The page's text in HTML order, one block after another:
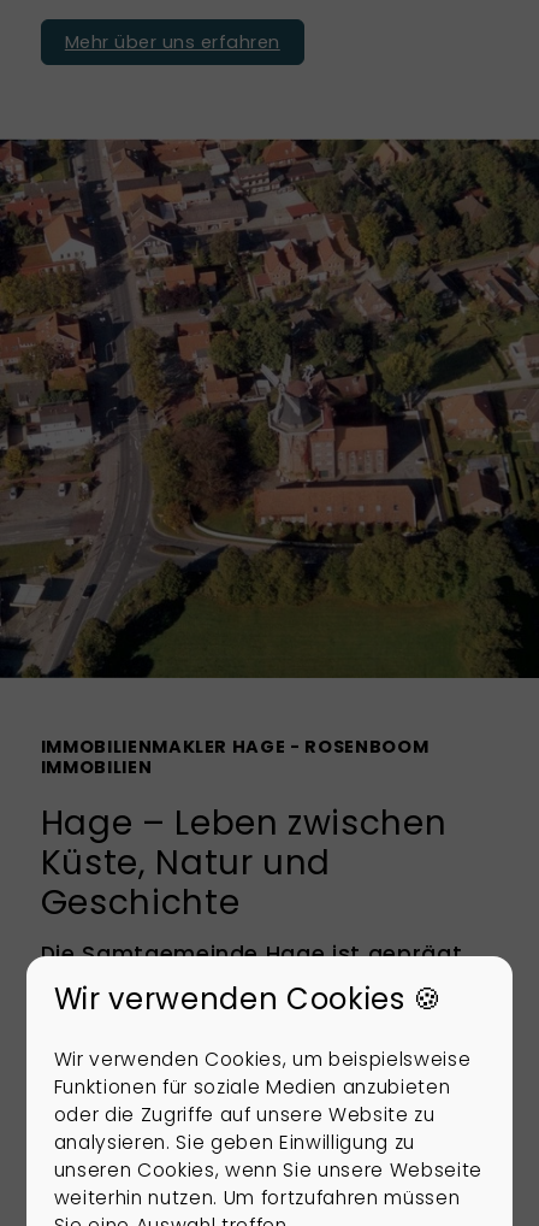
Mehr über uns erfahren
IMMOBILIENMAKLER HAGE - ROSENBOOM
IMMOBILIEN
Hage – Leben zwischen
Küste, Natur und
Geschichte
Die Samtgemeinde Hage ist geprägt
von Natur, historischen Bauwerken und
Küstennähe. Ob als Eigentum,
Ferienimmobilie oder Kapitalanlage –
Hage bietet vielfältige Möglichkeiten
auf dem Immobilienmarkt. Mit der Nähe
zur Nordsee, guten
Freizeitmöglichkeiten und steigender
Nachfrage nach Wohnraum lohnt sich
Wir verwenden Cookies 🍪
Wir verwenden Cookies, um beispielsweise
Funktionen für soziale Medien anzubieten
oder die Zugriffe auf unsere Website zu
analysieren. Sie geben Einwilligung zu
unseren Cookies, wenn Sie unsere Webseite
weiterhin nutzen. Um fortzufahren müssen